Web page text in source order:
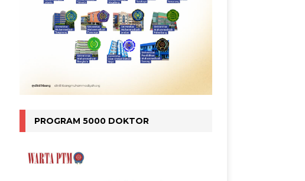
PROGRAM 5000 DOKTOR